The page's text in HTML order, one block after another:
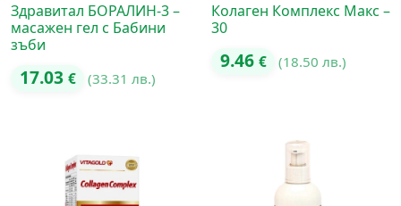
Здравитал БОРАЛИН-3 –
масажен гел с Бабини
зъби
17.03 € (33.31 лв.)
Колаген Комплекс Макс –
30
9.46 € (18.50 лв.)